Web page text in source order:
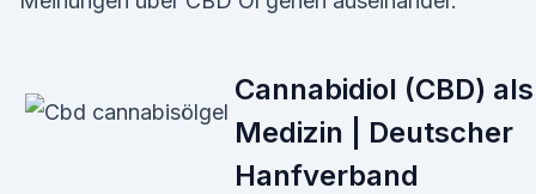
Cannabidiol (CBD) als
Medizin | Deutscher
Hanfverband